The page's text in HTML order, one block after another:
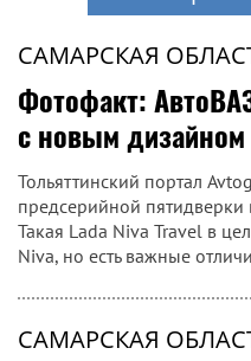
САМАРСКАЯ
Фотофакт:
с новым дизайном
Тольяттинский портал
предсерийной
Такая Lada Niva Travel в
Niva, но есть важные
САМАРСКАЯ